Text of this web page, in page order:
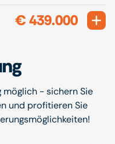
€ 439.000
möglich - sichern Sie
und profitieren Sie